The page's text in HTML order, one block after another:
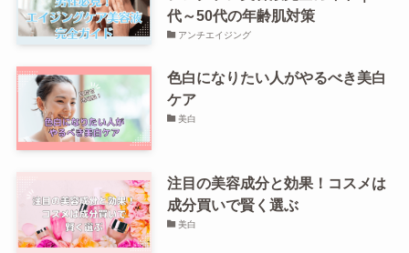
代～50代の年齢肌対策
アンチエイジング
色白になりたい人がやるべき美白
ケア
美白
注目の美容成分と効果！コスメは
成分買いで賢く選ぶ
美白